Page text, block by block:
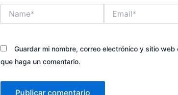
Guardar mi nombre, correo electrónico y sitio
que haga un comentario.